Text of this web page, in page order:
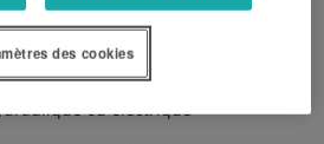
RotaFlow
FlowPilot
ou électrique
des cookies